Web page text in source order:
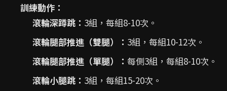
訓練動作：
滾輪深蹲跳： 3組，每組8-10次。
滾輪腿部推進（雙腿）： 3組，每組10-12次。
滾輪腿部推進（單腿）： 每側3組，每組8-10次。
滾輪小腿跳： 3組，每組15-20次。